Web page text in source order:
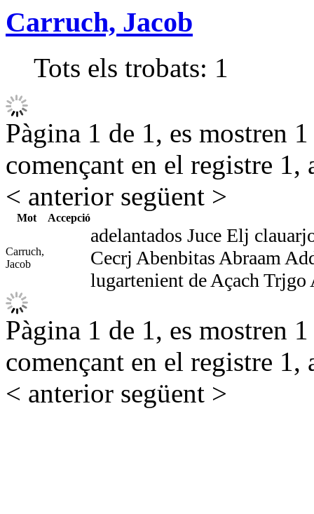
Carruch, Jacob
Tots els trobats: 1
Pàgina 1 de 1, es mostren
començant en el registre 1,
< anterior següent >
Mot Accepció
Carruch,
Jacob
adelantados Juce Elj
Cecrj Abenbitas Abraam
lugartenient de Açach
Pàgina 1 de 1, es mostren
començant en el registre 1,
< anterior següent >